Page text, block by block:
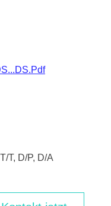
T, D/P, D/A